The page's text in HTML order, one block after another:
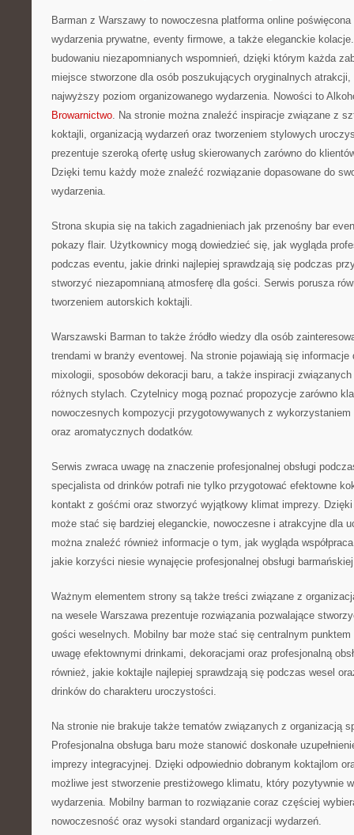
Barman z Warszawy to nowoczesna platforma online poświęcona
wydarzenia prywatne, eventy firmowe, a także eleganckie
budowaniu niezapomnianych wspomnień, dzięki którym każda
miejsce stworzone dla osób poszukujących oryginalnych
najwyższy poziom organizowanego wydarzenia. Nowości to
Browarnictwo. Na stronie można znaleźć inspiracje związane z
koktajli, organizacją wydarzeń oraz tworzeniem stylowych
prezentuje szeroką ofertę usług skierowanych zarówno do
Dzięki temu każdy może znaleźć rozwiązanie dopasowane do
wydarzenia.
Strona skupia się na takich zagadnieniach jak przenośny bar
pokazy flair. Użytkownicy mogą dowiedzieć się, jak wygląda
podczas eventu, jakie drinki najlepiej sprawdzają się podczas
stworzyć niezapomnianą atmosferę dla gości. Serwis porusza
tworzeniem autorskich koktajli.
Warszawski Barman to także źródło wiedzy dla osób
trendami w branży eventowej. Na stronie pojawiają się informacje
mixologii, sposobów dekoracji baru, a także inspiracji
różnych stylach. Czytelnicy mogą poznać propozycje zarówno
nowoczesnych kompozycji przygotowywanych z
oraz aromatycznych dodatków.
Serwis zwraca uwagę na znaczenie profesjonalnej obsługi
specjalista od drinków potrafi nie tylko przygotować efektowne
kontakt z gośćmi oraz stworzyć wyjątkowy klimat imprezy.
może stać się bardziej eleganckie, nowoczesne i atrakcyjne dla
można znaleźć również informacje o tym, jak wygląda
jakie korzyści niesie wynajęcie profesjonalnej obsługi
Ważnym elementem strony są także treści związane z
na wesele Warszawa prezentuje rozwiązania pozwalające
gości weselnych. Mobilny bar może stać się centralnym
uwagę efektownymi drinkami, dekoracjami oraz profesjonalną
również, jakie koktajle najlepiej sprawdzają się podczas wesel
drinków do charakteru uroczystości.
Na stronie nie brakuje także tematów związanych z organizacją
Profesjonalna obsługa baru może stanowić doskonałe
imprezy integracyjnej. Dzięki odpowiednio dobranym koktajlom
możliwe jest stworzenie prestiżowego klimatu, który pozytywnie
wydarzenia. Mobilny barman to rozwiązanie coraz częściej
nowoczesność oraz wysoki standard organizacji wydarzeń.